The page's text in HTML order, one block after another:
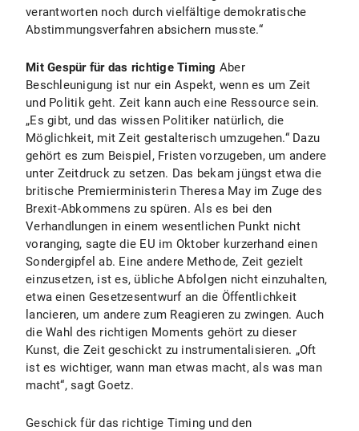
verantworten noch durch vielfältige demokratische
Abstimmungsverfahren absichern musste.“
Mit Gespür für das richtige Timing Aber
Beschleunigung ist nur ein Aspekt, wenn es um Zeit
und Politik geht. Zeit kann auch eine Ressource sein.
„Es gibt, und das wissen Politiker natürlich, die
Möglichkeit, mit Zeit gestalterisch umzugehen.“ Dazu
gehört es zum Beispiel, Fristen vorzugeben, um andere
unter Zeitdruck zu setzen. Das bekam jüngst etwa die
britische Premierministerin Theresa May im Zuge des
Brexit-Abkommens zu spüren. Als es bei den
Verhandlungen in einem wesentlichen Punkt nicht
voranging, sagte die EU im Oktober kurzerhand einen
Sondergipfel ab. Eine andere Methode, Zeit gezielt
einzusetzen, ist es, übliche Abfolgen nicht einzuhalten,
etwa einen Gesetzesentwurf an die Öffentlichkeit
lancieren, um andere zum Reagieren zu zwingen. Auch
die Wahl des richtigen Moments gehört zu dieser
Kunst, die Zeit geschickt zu instrumentalisieren. „Oft
ist es wichtiger, wann man etwas macht, als was man
macht“, sagt Goetz.
Geschick für das richtige Timing und den